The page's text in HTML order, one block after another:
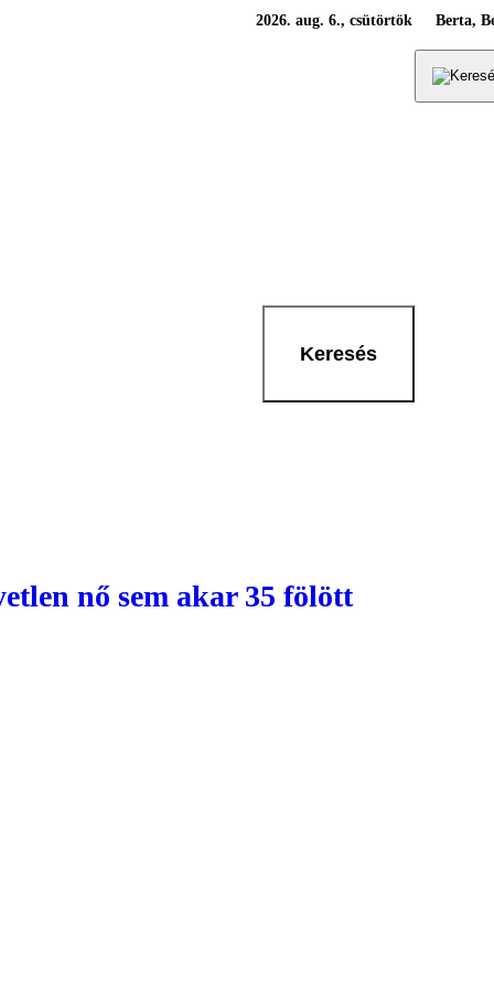
2026. aug. 6., csütörtök Berta,
Keresés
nő sem akar 35 fölött